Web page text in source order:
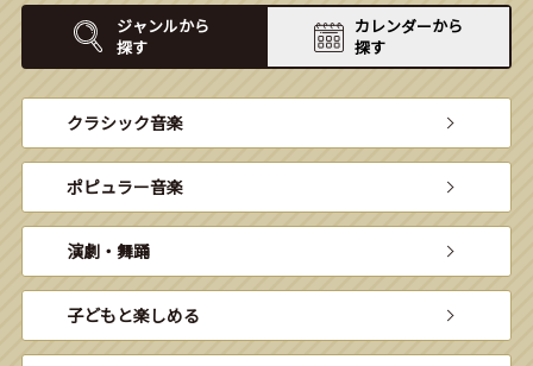
ジャンルから
探す
カレンダーから
探す
クラシック音楽
ポピュラー音楽
演劇・舞踊
子どもと楽しめる